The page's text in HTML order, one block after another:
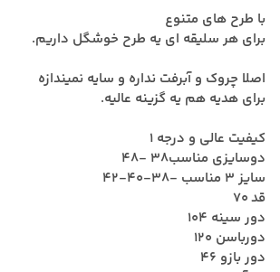
با طرح های متنوع
برای هر سلیقه ای یه طرح خوشگل داریم.
اصلا چروک و آبرفت نداره و سایه نمیندازه
برای هدیه هم یه گزینه عالیه.
کیفیت عالی و درجه 1
دوسایزی مناسب38 -48
سایز 3 مناسب -38-40-42
قد 70
دور سینه 104
دورباسن 120
دور بازو 46